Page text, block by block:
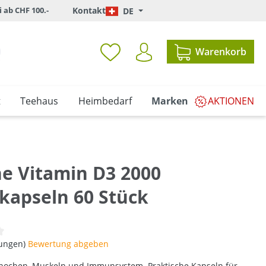
CHF 100.- Kontakt DE
Warenkorb
Teehaus Heimbedarf Marken AKTIONEN
Vitamin D3 2000
60 Stück
Bewertung von 0 von 5 Sternen
Bewertung abgeben